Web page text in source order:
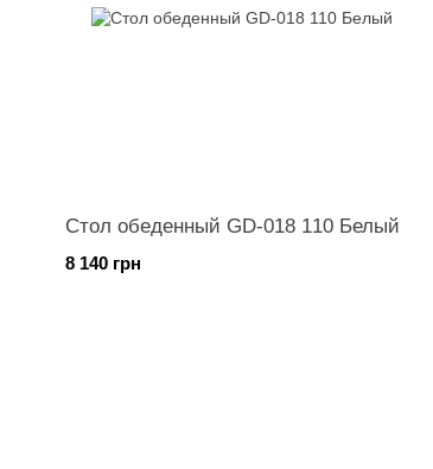
Стол обеденный GD-018 110 Белый
8 140 грн